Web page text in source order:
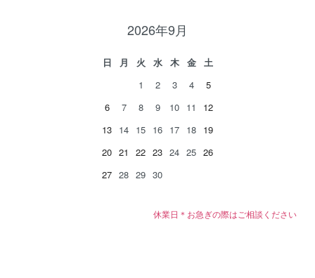
2026年9月
日 月 火 水 木 金
土
1
2 3 4
5
6
7 8 9 10 11
12
13 14 15 16 17 18 19
20 21 22 23 24 25 26
27 28 29 30
休業日＊お急ぎの際はご相談ください